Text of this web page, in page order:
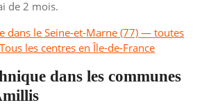
de 2 mois.
dans le Seine-et-Marne (77) — toutes
Tous les centres en Île-de-France
dans les communes